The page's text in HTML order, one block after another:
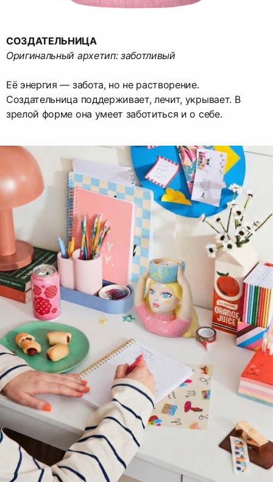
СОЗДАТЕЛЬНИЦА
Оригинальный архетип: заботливый
Её энергия — забота, но не растворение.
Создательница поддерживает, лечит, укрывает. В
зрелой форме она умеет заботиться и о себе.